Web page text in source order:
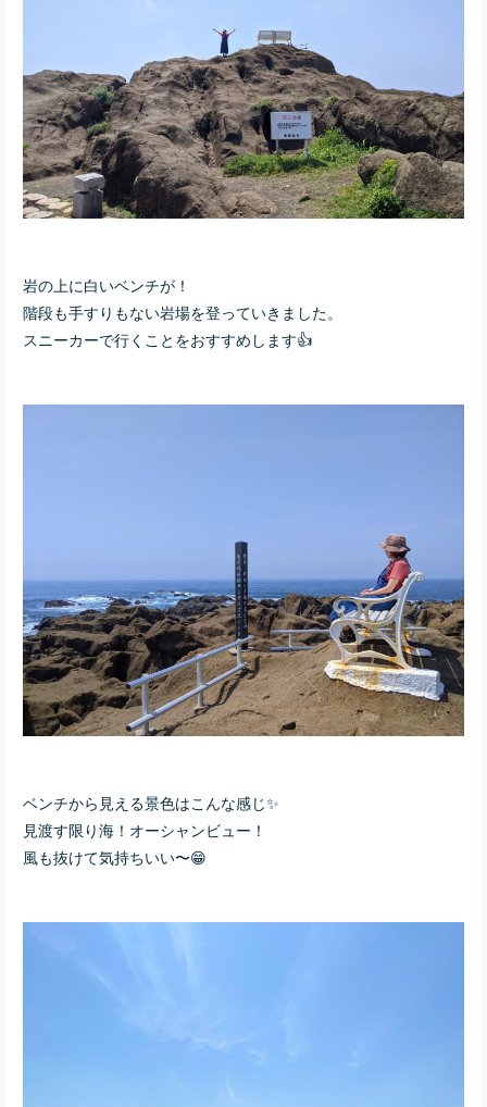
岩の上に白いベンチが！
階段も手すりもない岩場を登っていきました。
スニーカーで行くことをおすすめします👍
ベンチから見える景色はこんな感じ✨
見渡す限り海！オーシャンビュー！
風も抜けて気持ちいい〜😁